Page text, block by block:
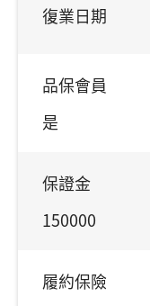
復業日期
品保會員
是
保證金
150000
履約保險